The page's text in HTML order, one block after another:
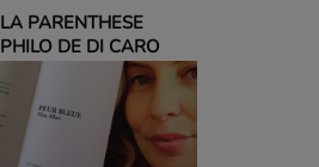
LA PARENTHESE
PHILO DE DI CARO